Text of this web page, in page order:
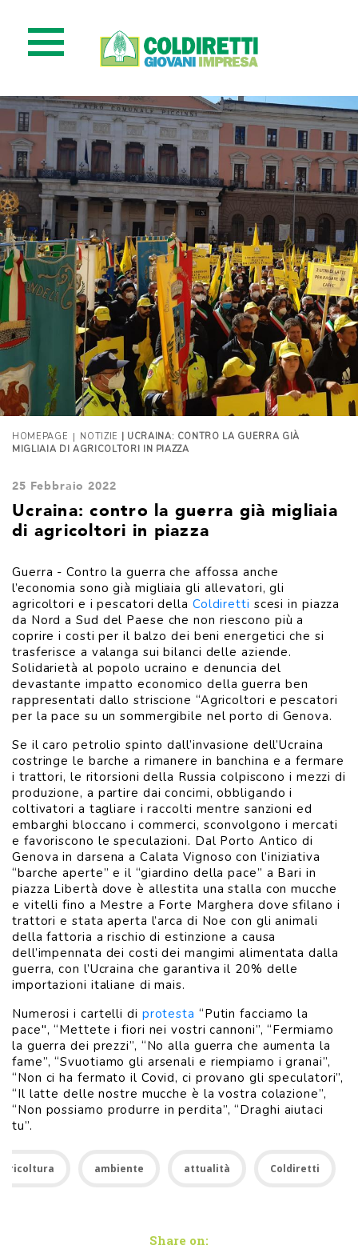
HOMEPAGE | NOTIZIE
| UCRAINA: CONTRO LA GUERRA GIÀ
MIGLIAIA DI AGRICOLTORI IN PIAZZA
25 Febbraio 2022
Ucraina: contro la guerra già migliaia
di agricoltori in piazza
Guerra - Contro la guerra che affossa anche
l’economia sono già migliaia gli allevatori, gli
agricoltori e i pescatori della Coldiretti scesi in piazza
da Nord a Sud del Paese che non riescono più a
coprire i costi per il balzo dei beni energetici che si
trasferisce a valanga sui bilanci delle aziende.
Solidarietà al popolo ucraino e denuncia del
devastante impatto economico della guerra ben
rappresentati dallo striscione “Agricoltori e pescatori
per la pace su un sommergibile nel porto di Genova.
Se il caro petrolio spinto dall’invasione dell’Ucraina
costringe le barche a rimanere in banchina e a fermare
i trattori, le ritorsioni della Russia colpiscono i mezzi di
produzione, a partire dai concimi, obbligando i
coltivatori a tagliare i raccolti mentre sanzioni ed
embarghi bloccano i commerci, sconvolgono i mercati
e favoriscono le speculazioni. Dal Porto Antico di
Genova in darsena a Calata Vignoso con l’iniziativa
“barche aperte” e il “giardino della pace” a Bari in
piazza Libertà dove è allestita una stalla con mucche
e vitelli fino a Mestre a Forte Marghera dove sfilano i
trattori e stata aperta l’arca di Noe con gli animali
della fattoria a rischio di estinzione a causa
dell’impennata dei costi dei mangimi alimentata dalla
guerra, con l’Ucraina che garantiva il 20% delle
importazioni italiane di mais.
Numerosi i cartelli di protesta “Putin facciamo la
pace", “Mettete i fiori nei vostri cannoni”, “Fermiamo
la guerra dei prezzi”, “No alla guerra che aumenta la
fame”, “Svuotiamo gli arsenali e riempiamo i granai”,
“Non ci ha fermato il Covid, ci provano gli speculatori”,
“Il latte delle nostre mucche è la vostra colazione”,
“Non possiamo produrre in perdita”, “Draghi aiutaci
tu”.
ambiente attualità Coldiretti
Share on: